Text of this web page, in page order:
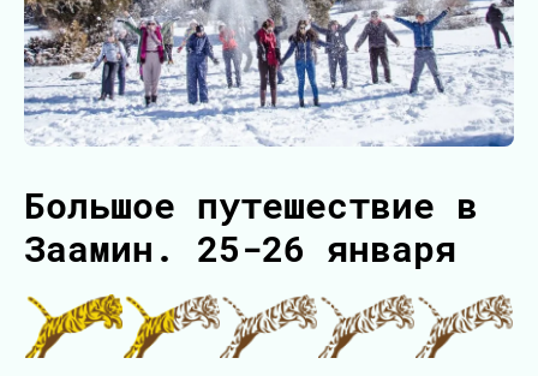
Большое путешествие в
Заамин. 25-26 января